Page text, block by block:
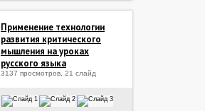
Применение технологии
развития критического
мышления на уроках
русского языка
3137 просмотров, 21 слайд